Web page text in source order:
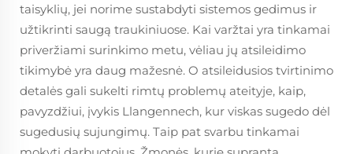
taisyklių, jei norime sustabdyti sistemos gedimus ir
užtikrinti saugą traukiniuose. Kai varžtai yra tinkamai
priveržiami surinkimo metu, vėliau jų atsileidimo
tikimybė yra daug mažesnė. O atsileidusios tvirtinimo
detalės gali sukelti rimtų problemų ateityje, kaip,
pavyzdžiui, įvykis Llangennech, kur viskas sugedo dėl
sugedusių sujungimų. Taip pat svarbu tinkamai